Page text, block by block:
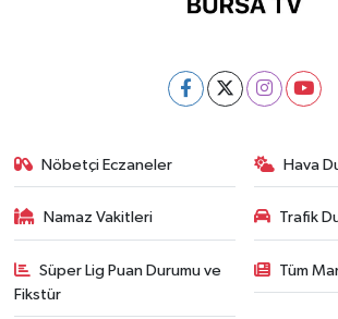
Nöbetçi Eczaneler Hava
Namaz Vakitleri Trafik
Süper Lig Puan Durumu ve
Fikstür
Tüm